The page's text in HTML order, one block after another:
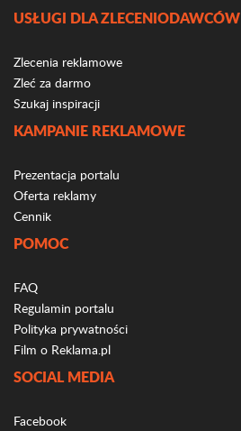
USŁUGI DLA ZLECENIODAWCÓW
Zlecenia reklamowe
Zleć za darmo
Szukaj inspiracji
KAMPANIE REKLAMOWE
Prezentacja portalu
Oferta reklamy
Cennik
POMOC
FAQ
Regulamin portalu
Polityka prywatności
Film o Reklama.pl
SOCIAL MEDIA
Facebook